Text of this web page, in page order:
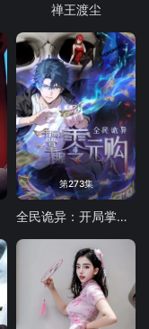
禅王渡尘
第273集
全民诡异：开局掌握零元购